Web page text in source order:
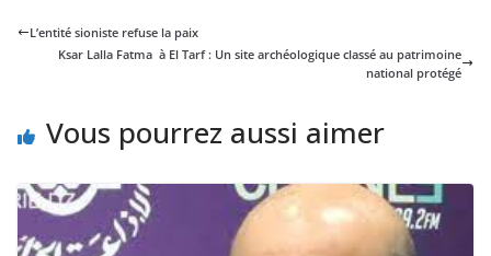
L’entité sioniste refuse la paix
Ksar Lalla Fatma à El Tarf : Un site archéologique classé au patrimoine
national protégé
Vous pourrez aussi aimer